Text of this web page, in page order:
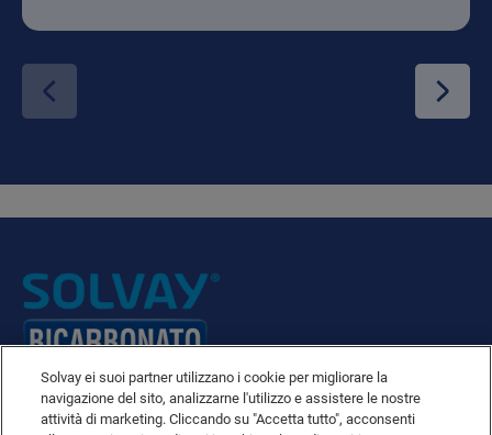
Solvay ei suoi partner utilizzano i cookie per migliorare la
navigazione del sito, analizzarne l'utilizzo e assistere le nostre
attività di marketing. Cliccando su "Accetta tutto", acconsenti